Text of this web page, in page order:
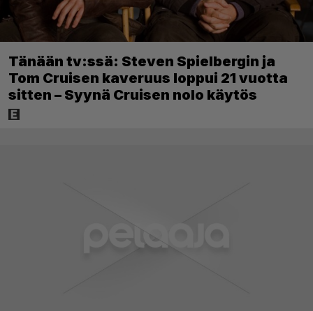
Tänään tv:ssä: Steven Spielbergin ja
Tom Cruisen kaveruus loppui 21 vuotta
sitten – Syynä Cruisen nolo käytös